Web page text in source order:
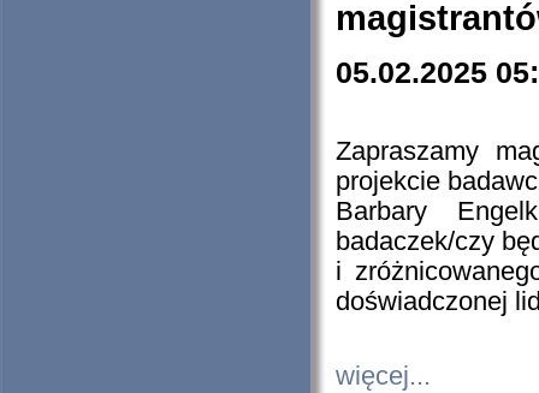
05.02.2025
Zapraszamy
projekcie
Barbary
badaczek/czy
i
doświadczonej
więcej...